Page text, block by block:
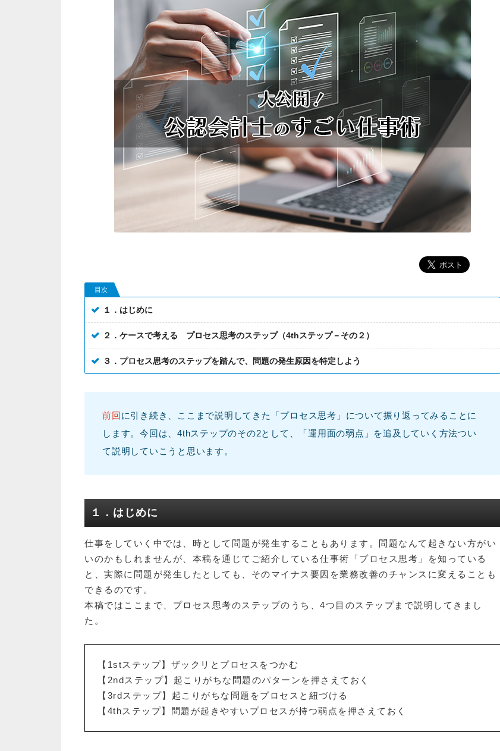
目次
１．はじめに
２．ケースで考える プロセス思考のステップ（4thステップ－その２）
３．プロセス思考のステップを踏んで、問題の発生原因を特定しよう
前回に引き続き、ここまで説明してきた「プロセス思考」について振り返ってみることに
します。今回は、4thステップのその2として、「運用面の弱点」を追及していく方法つい
て説明していこうと思います。
１．はじめに
仕事をしていく中では、時として問題が発生することもあります。問題なんて起きない方がい
いのかもしれませんが、本稿を通じてご紹介している仕事術「プロセス思考」を知っている
と、実際に問題が発生したとしても、そのマイナス要因を業務改善のチャンスに変えることも
できるのです。
本稿ではここまで、プロセス思考のステップのうち、4つ目のステップまで説明してきまし
た。
【1stステップ】ザックリとプロセスをつかむ
【2ndステップ】起こりがちな問題のパターンを押さえておく
【3rdステップ】起こりがちな問題をプロセスと紐づける
【4thステップ】問題が起きやすいプロセスが持つ弱点を押さえておく